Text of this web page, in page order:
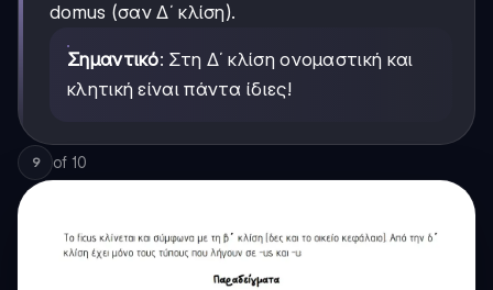
domus (σαν Δ΄ κλίση).
Σημαντικό: Στη Δ΄ κλίση ονομαστική και
κλητική είναι πάντα ίδιες!
9 of 10